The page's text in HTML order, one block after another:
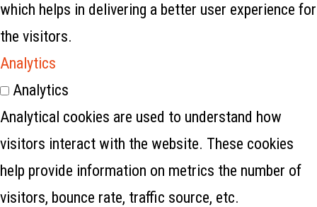
which helps in delivering a better user experience for
the visitors.
Analytics
Analytics
Analytical cookies are used to understand how
visitors interact with the website. These cookies
help provide information on metrics the number of
visitors, bounce rate, traffic source, etc.